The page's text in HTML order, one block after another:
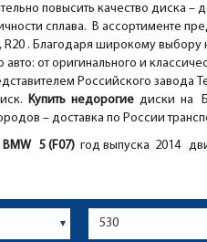
повысить качество диска –
сплава. В ассортименте
R20 . Благодаря широкому выбору
от оригинального и
Российского завода
Купить недорогие диски на
– доставка по России
BMW 5 (F07)год выпуска 2014